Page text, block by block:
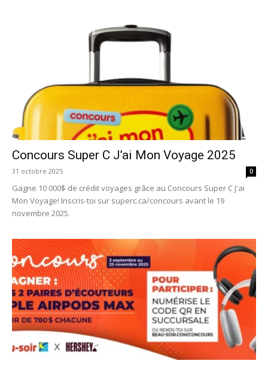
Concours Super C J’ai Mon Voyage 2025
31 octobre 2025 0
Gagne 10 000$ de crédit voyages grâce au Concours Super C J'ai
Mon Voyage! Inscris-toi sur superc.ca/concours avant le 19
novembre 2025.